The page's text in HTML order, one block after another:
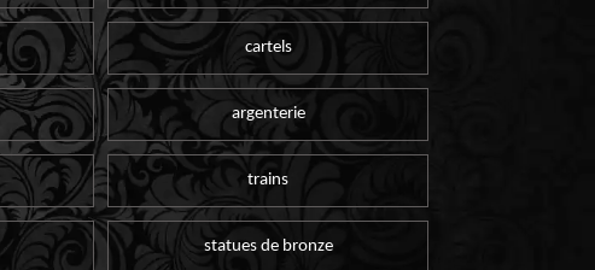
cartels
argenterie
trains
statues de bronze